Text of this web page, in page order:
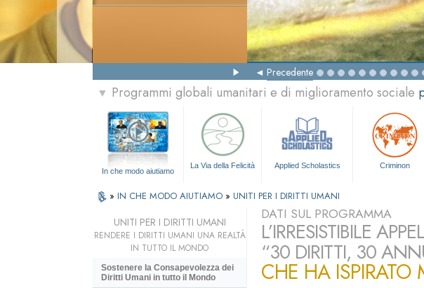
Precedente
▼ Programmi globali umanitari e di miglioramento sociale
In che modo aiutiamo
La Via della Felicità Applied Scholastics Criminon
» IN CHE MODO AIUTIAMO » UNITI PER I DIRITTI UMANI
DATI SUL PROGRAMMA
L’IRRESISTIBILE
“30 DIRITTI, 30
CHE HA ISPIRATO
UNITI PER I DIRITTI UMANI
RENDERE I DIRITTI UMANI UNA REALTÀ
IN TUTTO IL MONDO
Sostenere la Consapevolezza dei
Diritti Umani in tutto il Mondo